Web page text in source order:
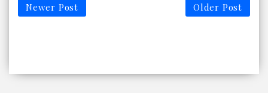
Newer Post Older Post